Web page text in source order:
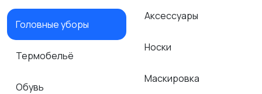
Головные уборы
Термобельё
Обувь
Аксессуары
Носки
Маскировка